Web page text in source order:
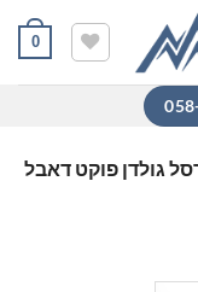
0
גולדן פוקט דאבל